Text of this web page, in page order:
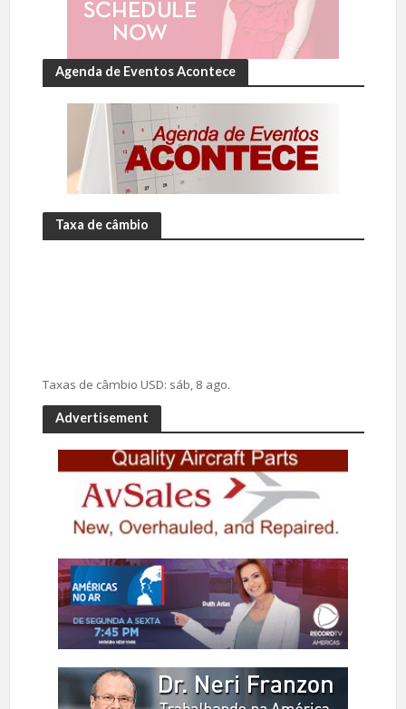
Agenda de Eventos Acontece
Taxa de câmbio
Taxas de câmbio USD: sáb, 8 ago.
Advertisement